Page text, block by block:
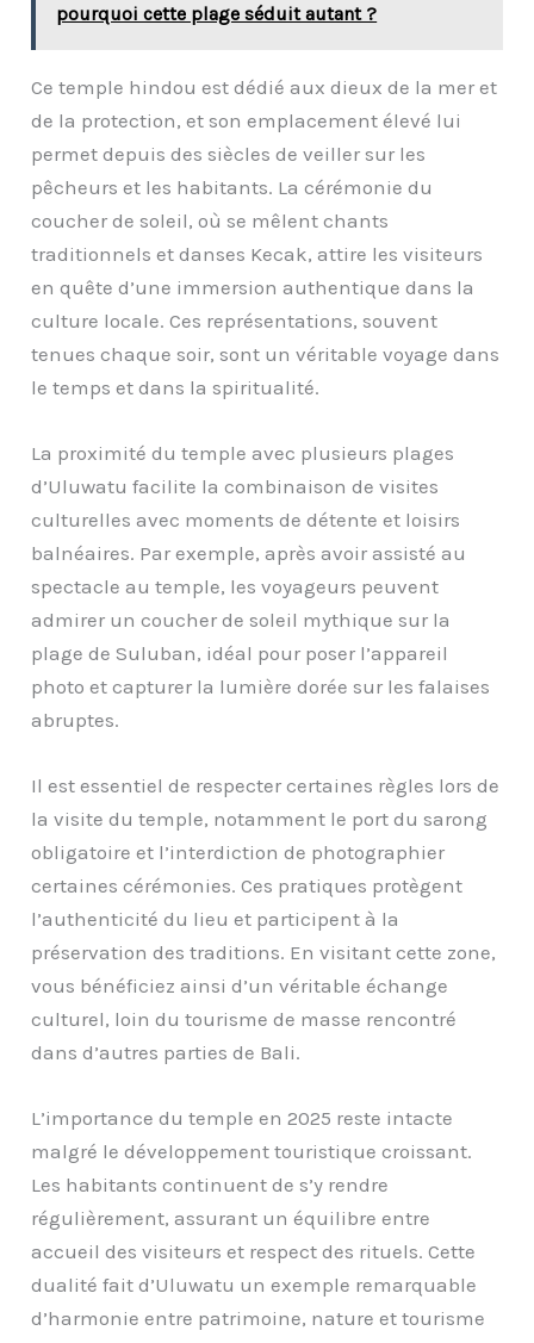
pourquoi cette plage séduit autant ?
Ce temple hindou est dédié aux dieux de la mer et
de la protection, et son emplacement élevé lui
permet depuis des siècles de veiller sur les
pêcheurs et les habitants. La cérémonie du
coucher de soleil, où se mêlent chants
traditionnels et danses Kecak, attire les visiteurs
en quête d’une immersion authentique dans la
culture locale. Ces représentations, souvent
tenues chaque soir, sont un véritable voyage dans
le temps et dans la spiritualité.
La proximité du temple avec plusieurs plages
d’Uluwatu facilite la combinaison de visites
culturelles avec moments de détente et loisirs
balnéaires. Par exemple, après avoir assisté au
spectacle au temple, les voyageurs peuvent
admirer un coucher de soleil mythique sur la
plage de Suluban, idéal pour poser l’appareil
photo et capturer la lumière dorée sur les falaises
abruptes.
Il est essentiel de respecter certaines règles lors de
la visite du temple, notamment le port du sarong
obligatoire et l’interdiction de photographier
certaines cérémonies. Ces pratiques protègent
l’authenticité du lieu et participent à la
préservation des traditions. En visitant cette zone,
vous bénéficiez ainsi d’un véritable échange
culturel, loin du tourisme de masse rencontré
dans d’autres parties de Bali.
L’importance du temple en 2025 reste intacte
malgré le développement touristique croissant.
Les habitants continuent de s’y rendre
régulièrement, assurant un équilibre entre
accueil des visiteurs et respect des rituels. Cette
dualité fait d’Uluwatu un exemple remarquable
d’harmonie entre patrimoine, nature et tourisme